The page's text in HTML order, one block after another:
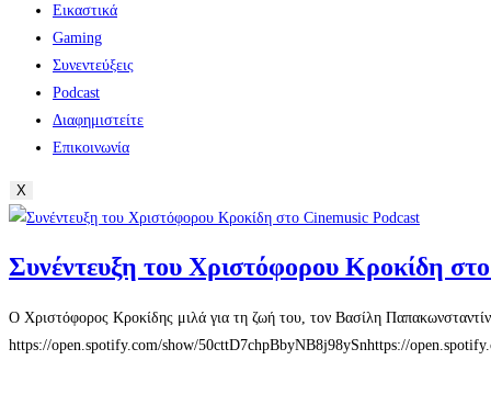
Εικαστικά
Gaming
Συνεντεύξεις
Podcast
Διαφημιστείτε
Επικοινωνία
X
Συνέντευξη του Χριστόφορου Κροκίδη
Ο Χριστόφορος Κροκίδης μιλά για τη ζωή του, τον Βασίλη
https://open.spotify.com/show/50cttD7chpBbyNB8j98ySnhttps://